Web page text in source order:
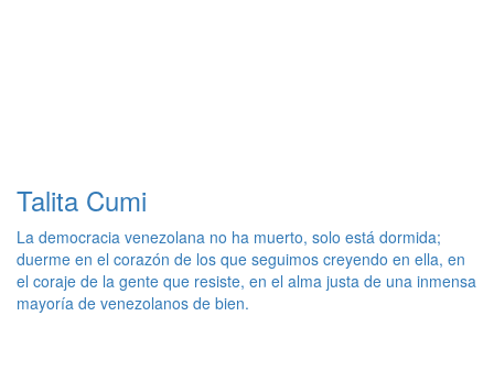
Talita Cumi
La democracia venezolana no ha muerto, solo está dormida;
duerme en el corazón de los que seguimos creyendo en ella, en
el coraje de la gente que resiste, en el alma justa de una inmensa
mayoría de venezolanos de bien.